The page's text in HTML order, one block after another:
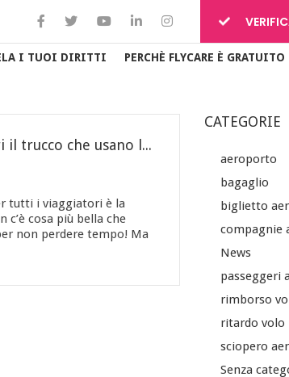
I TUOI DIRITTI PERCHÈ FLYCARE È GRATUITO
Volo aereo in orario! Scopri il trucco che usano le compagnie aeree
tutti i viaggiatori è la
cosa più bella che
non perdere tempo! Ma
CATEGORIE
aeroporto
bagaglio
biglietto
compagnie
News
passeggeri
rimborso
ritardo volo
sciopero
Senza